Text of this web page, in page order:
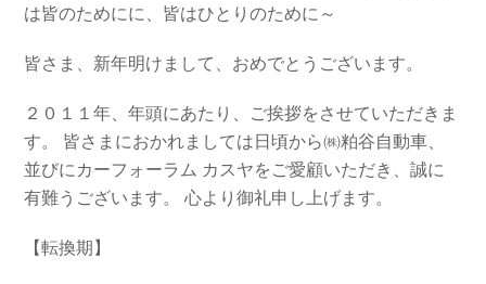
は皆のためにに、皆はひとりのために～
皆さま、新年明けまして、おめでとうございます。
２０１１年、年頭にあたり、ご挨拶をさせていただきま
す。 皆さまにおかれましては日頃から㈱粕谷自動車、
並びにカーフォーラム カスヤをご愛顧いただき、誠に
有難うございます。 心より御礼申し上げます。
【転換期】